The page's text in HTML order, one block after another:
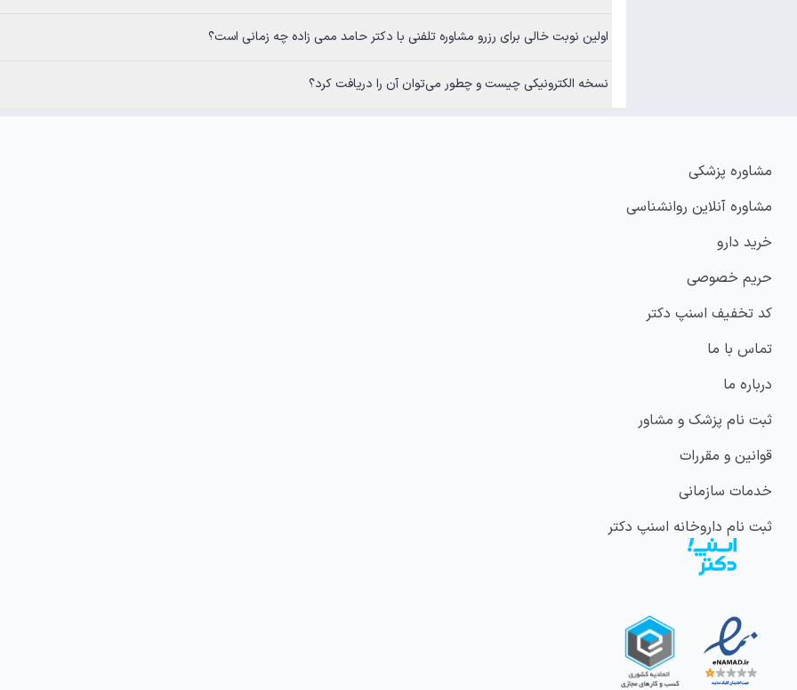
اولین نوبت خالی برای رزرو مشاوره تلفنی با دکتر حامد ممی زاده چه زمانی است؟
نسخه الکترونیکی چیست و چطور می‌توان آن را دریافت کرد؟
مشاوره پزشکی
مشاوره آنلاین روانشناسی
خرید دارو
حریم خصوصی
کد تخفیف اسنپ دکتر
تماس با ما
درباره ما
ثبت نام پزشک و مشاور
قوانین و مقررات
خدمات سازمانی
ثبت نام داروخانه اسنپ دکتر